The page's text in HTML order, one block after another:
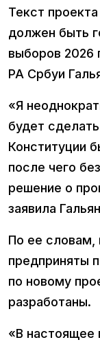
Текст
должен быть
выборов 2026
РА Србуи
«Я
будет
Конституции
после чего
решение о
заявила
По ее словам,
предприняты
по новому
разработаны.
«В настоящее